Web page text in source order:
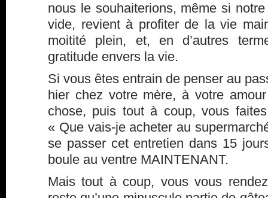
nous le souhaiterions, même si
vide, revient à profiter de la vie
moitité plein, et, en d’autres
gratitude envers la vie.
Si vous êtes entrain de penser au
hier chez votre mère, à votre
chose, puis tout à coup, vous
« Que vais-je acheter au
se passer cet entretien dans 15
boule au ventre MAINTENANT.
Mais tout à coup, vous vous